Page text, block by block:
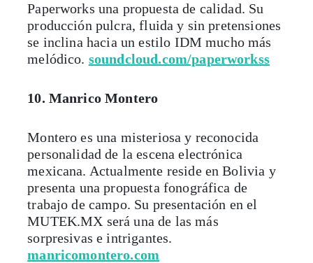
Paperworks una propuesta de calidad. Su
producción pulcra, fluida y sin pretensiones
se inclina hacia un estilo IDM mucho más
melódico. soundcloud.com/paperworkss
10. Manrico Montero
Montero es una misteriosa y reconocida
personalidad de la escena electrónica
mexicana. Actualmente reside en Bolivia y
presenta una propuesta fonográfica de
trabajo de campo. Su presentación en el
MUTEK.MX será una de las más
sorpresivas e intrigantes.
manricomontero.com